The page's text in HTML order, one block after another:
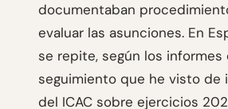
documentaban
evaluar las asunciones. En
se repite, según los informes
seguimiento que he visto de
del ICAC sobre ejercicios